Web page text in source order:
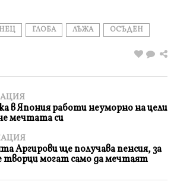
ГЛОБА ЛЪЖА ОСЪДЕН
в Япония работи неуморно на цели
мечтата си
Аргирови ще получава пенсия, за
могат само да мечтаят